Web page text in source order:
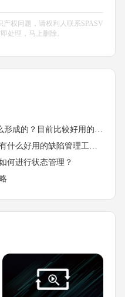
权问题，请权利人联系SPASV
处理，马上删除。
Bug的生命周期的跟踪管理是怎么形成的？目前比较好用的缺陷管理工具都具备什么特点？
缺陷等级的标准是如何判定的？有什么好用的缺陷管理工具吗？
何进行状态管理？